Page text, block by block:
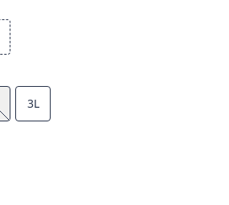
3L